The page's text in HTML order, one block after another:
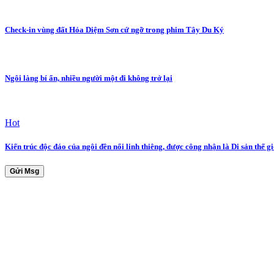
Check-in vùng đất Hỏa Diệm Sơn cứ ngỡ trong phim Tây Du Ký
Ngôi làng bí ẩn, nhiều người một đi không trở lại
Hot
Kiến trúc độc đáo của ngôi đền nổi linh thiêng, được công nhận là Di sản thế
Gửi Msg